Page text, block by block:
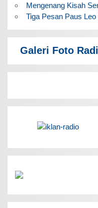
Mengenang Kisah
Tiga Pesan Paus
Galeri Foto